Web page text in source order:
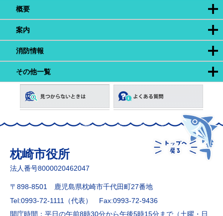
概要
案内
消防情報
その他一覧
枕崎市役所
法人番号8000020462047
〒898-8501 鹿児島県枕崎市千代田町27番地
Tel:0993-72-1111（代表）
Fax:0993-72-9436
開庁時間：平日の午前8時30分から午後5時15分まで（土曜・日